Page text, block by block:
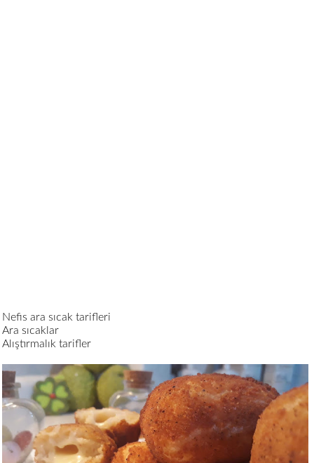
Nefis ara sıcak tarifleri
Ara sıcaklar
Alıştırmalık tarifler